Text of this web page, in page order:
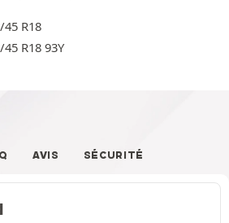
R18
R18 93Y
AVIS SÉCURITÉ